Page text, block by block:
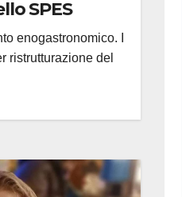
SPES
enogastronomico. I
ristrutturazione del